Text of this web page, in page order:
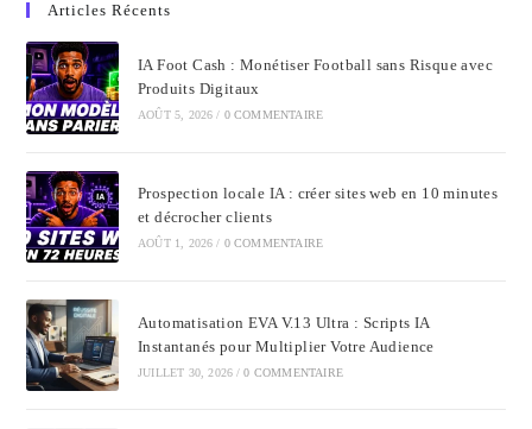
Articles Récents
IA Foot Cash : Monétiser Football sans Risque avec
Produits Digitaux
AOÛT 5, 2026 / 0 COMMENTAIRE
Prospection locale IA : créer sites web en 10 minutes
et décrocher clients
AOÛT 1, 2026 / 0 COMMENTAIRE
Automatisation EVA V.13 Ultra : Scripts IA
Instantanés pour Multiplier Votre Audience
JUILLET 30, 2026 / 0 COMMENTAIRE